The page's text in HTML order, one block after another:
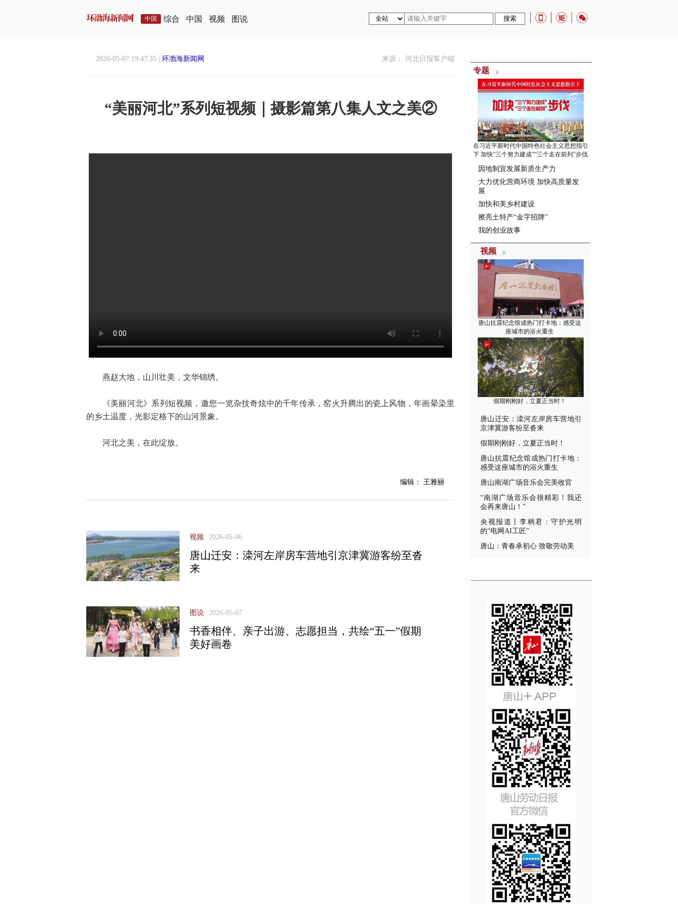
中国 综合 中国 视频 图说
2026-05-07 19:47:35 | 环渤海新闻网 来源： 河北日报客户端
“美丽河北”系列短视频｜摄影篇第八集人文之美②
燕赵大地，山川壮美，文华锦绣。
《美丽河北》系列短视频，邀您一览杂技奇炫中的千年传承，窑火升腾出的瓷上风物，年画晕染里
的乡土温度，光影定格下的山河景象。
河北之美，在此绽放。
编辑： 王雅丽
视频 2026-05-06
唐山迁安：滦河左岸房车营地引京津冀游客纷至沓
来
图说 2026-05-07
书香相伴、亲子出游、志愿担当，共绘“五一”假期
美好画卷
专题
在习近平新时代中国特色社会主义思想指引
下 加快“三个努力建成”“三个走在前列”步伐
因地制宜发展新质生产力
大力优化营商环境 加快高质量发
展
加快和美乡村建设
擦亮土特产“金字招牌”
我的创业故事
视频
唐山抗震纪念馆成热门打卡地：感受这
座城市的浴火重生
假期刚刚好，立夏正当时！
唐山迁安：滦河左岸房车营地引
京津冀游客纷至沓来
假期刚刚好，立夏正当时！
唐山抗震纪念馆成热门打卡地：
感受这座城市的浴火重生
唐山南湖广场音乐会完美收官
“南湖广场音乐会很精彩！我还
会再来唐山！”
央视报道丨李柄君：守护光明
的“电网AI工匠”
唐山：青春承初心 致敬劳动美